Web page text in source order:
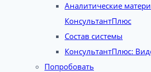
Аналитические
КонсультантПлюс
Состав системы
КонсультантПлюс:
Попробовать